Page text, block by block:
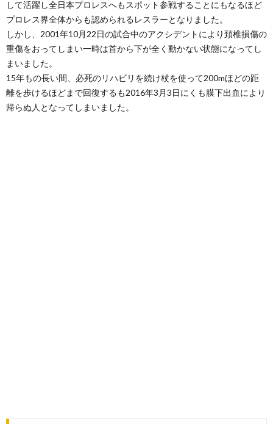
して活躍し全日本プロレスへもスポット参戦することにもなるほど
プロレス界全体からも認められるレスラーとなりました。
しかし、2001年10月22日の試合中のアクシデントにより頚椎損傷の
重傷をおってしまい一時は首から下が全く動かない状態になってし
まいました。
15年もの長い間、必死のリハビリを続け杖を使って200mほどの距
離を歩けるほどまで回復するも2016年3月3日にくも膜下出血により
帰らぬ人となってしまいました。